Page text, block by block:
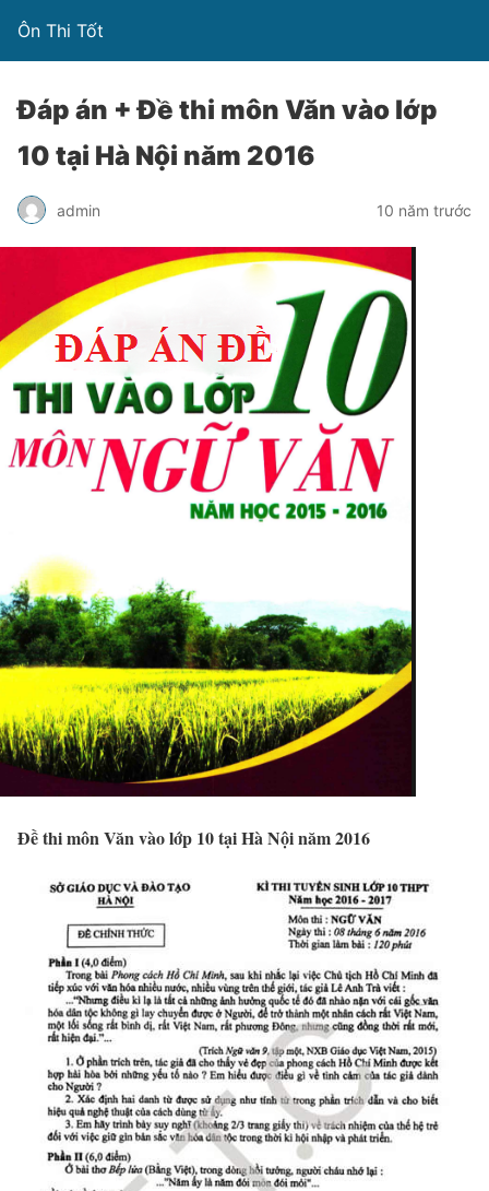
Ôn Thi Tốt
Đáp án + Đề thi môn Văn vào lớp
10 tại Hà Nội năm 2016
admin 10 năm trước
Đề thi môn Văn vào lớp 10 tại Hà Nội năm 2016